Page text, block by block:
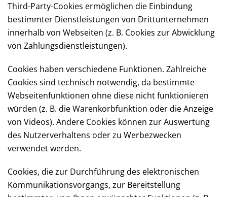
Third-Party-Cookies ermöglichen die Einbindung
bestimmter Dienstleistungen von Drittunternehmen
innerhalb von Webseiten (z. B. Cookies zur Abwicklung
von Zahlungsdienstleistungen).
Cookies haben verschiedene Funktionen. Zahlreiche
Cookies sind technisch notwendig, da bestimmte
Webseitenfunktionen ohne diese nicht funktionieren
würden (z. B. die Warenkorbfunktion oder die Anzeige
von Videos). Andere Cookies können zur Auswertung
des Nutzerverhaltens oder zu Werbezwecken
verwendet werden.
Cookies, die zur Durchführung des elektronischen
Kommunikationsvorgangs, zur Bereitstellung